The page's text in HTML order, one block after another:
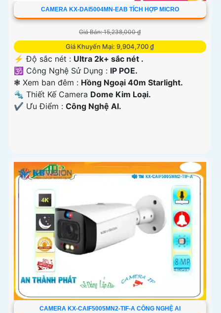
CAMERA KX-DAI5004MN-EAB TÍCH HỢP MICRO
Giá Bán: 15,238,000 ₫
Giá Khuyến Mại: 9,904,700 ₫
️⚡ Độ sắc nét : Ultra 2k+ sắc nét .
🕉️ Công Nghệ Sử Dụng : IP POE.
❃ Xem ban đêm : Hồng Ngoại 40m Starlight.
🔩 Thiết Kế Camera Dome Kim Loại.
️✔️ Ưu Điểm : Công Nghệ AI.
CAMERA KX-CAIF5005MN2-TIF-A CÔNG NGHỆ AI